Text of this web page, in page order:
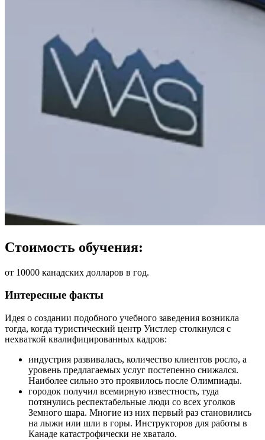
Стоимость обучения:
от 10000 канадских долларов в год.
Интересные факты
Идея о создании подобного учебного заведения возникла
тогда, когда туристический центр Уистлер столкнулся с
нехваткой квалифицированных кадров:
индустрия развивалась, количество клиентов росло, а
уровень предлагаемых услуг постепенно снижался.
Наиболее сильно это проявилось после Олимпиады.
городок получил всемирную известность, туда
потянулись респектабельные люди со всех уголков
Земного шара. Многие из них первый раз становились
на лыжи или шли в горы. Инструкторов для работы в
Канаде катастрофически не хватало.